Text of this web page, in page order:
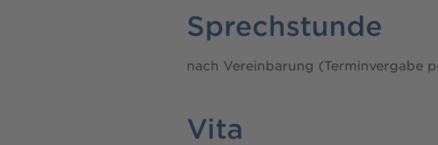
Sprechstunde
nach Vereinbarung (Terminvergabe
Vita